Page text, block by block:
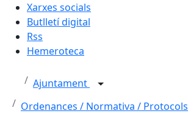
Xarxes socials
Butlletí digital
Rss
Hemeroteca
Ajuntament
Ordenances / Normativa / Protocols